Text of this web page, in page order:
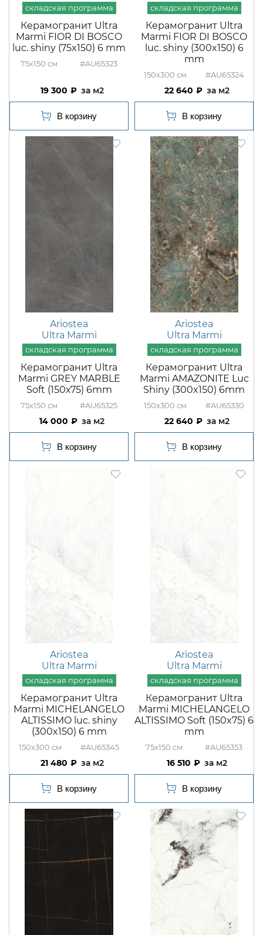
Керамогранит Ultra
Marmi FIOR DI BOSCO
luc. shiny (75x150) 6 mm
75x150 #AU65323
19 300 м2
Керамогранит Ultra
Marmi FIOR DI BOSCO
luc. shiny (300x150) 6
mm
150x300 #AU65324
22 640 м2
Ariostea
Ultra Marmi
Керамогранит Ultra
Marmi GREY MARBLE
Soft (150х75) 6mm
75x150 #AU65325
14 000 м2
Ariostea
Ultra Marmi
Керамогранит Ultra
Marmi AMAZONITE Luc
Shiny (300x150) 6mm
150x300 #AU65330
22 640 м2
Ariostea
Ultra Marmi
Керамогранит Ultra
Marmi MICHELANGELO
ALTISSIMO luc. shiny
(300x150) 6 mm
150x300 #AU65345
21 480 м2
Ariostea
Ultra Marmi
Керамогранит Ultra
Marmi MICHELANGELO
ALTISSIMO Soft (150x75) 6
mm
75x150 #AU65353
16 510 м2